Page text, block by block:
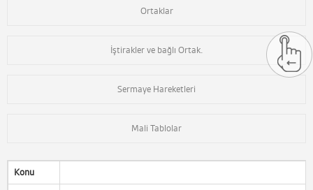
Ortaklar
İştirakler ve bağlı Ortak.
Sermaye Hareketleri
Mali Tablolar
Konu